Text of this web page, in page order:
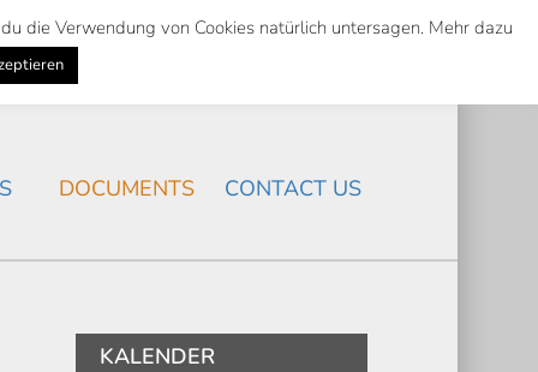
Suche
Search
NEWS
DOCUMENTS CONTACT US
KALENDER
die Verwendung von Cookies natürlich untersagen. Mehr dazu